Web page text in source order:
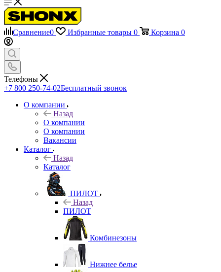
Сравнение0 Избранные товары 0 Корзина 0
Телефоны
+7 800 250-74-02Бесплатный звонок
О компании
Назад
О компании
О компании
Вакансии
Каталог
Назад
Каталог
ПИЛОТ
Назад
ПИЛОТ
Комбинезоны
Нижнее белье